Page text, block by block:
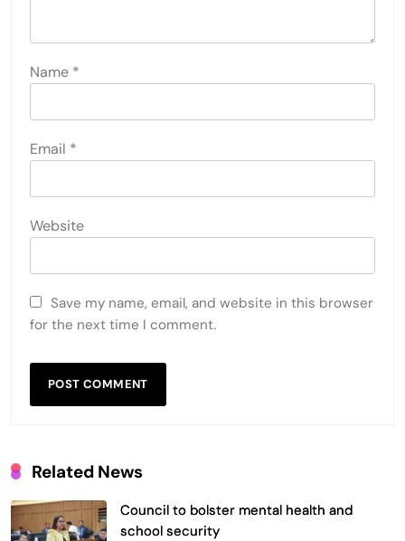
Name *
Email *
Website
Save my name, email, and website in this browser
for the next time I comment.
Related News
Council to bolster mental health and
school security